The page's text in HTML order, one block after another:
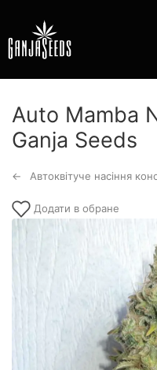
Auto Mamba
Ganja Seeds
Автоквітуче насіння
Додати в обране